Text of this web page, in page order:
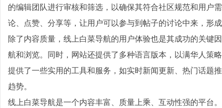
的编辑团队进行审核和筛选，以确保其符合社区规范和用户
论、点赞、分享等，让用户可以参与到帖子的讨论中来，形
除了内容质量，线上白菜导航的用户体验也是其成功的关键
航和浏览。同时，网站还提供了多种语言版本，以满华人策
提供了一些实用的工具和服务，如实时新闻更新、热门话题
趋势。
线上白菜导航是一个内容丰富、质量上乘、互动性强的平台